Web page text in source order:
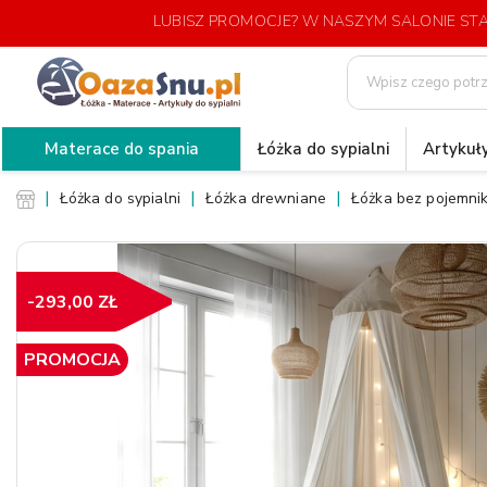
LUBISZ PROMOCJE? W NASZYM SALONIE
Materace do spania Łóżka do sypialni
Łóżka do sypialni Łóżka drewniane Łóżka bez
PROMOCJA
-293,00 ZŁ